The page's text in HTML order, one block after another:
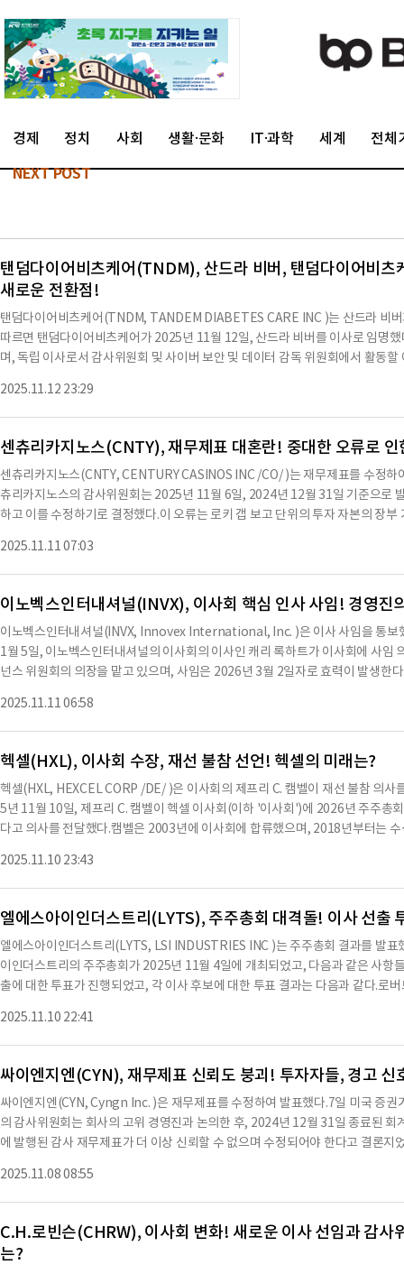
경제 정치 사회 생활·문화 IT·과학 세계 전체
NEXT POST
탠덤다이어비츠케어(TNDM), 산드라 비버, 탠덤다이어비츠
새로운 전환점!
탠덤다이어비츠케어(TNDM, TANDEM DIABETES CARE INC )는 산드라 비
따르면 탠덤다이어비츠케어가 2025년 11월 12일, 산드라 비버를 이사로 임명
며, 독립 이사로서 감사위원회 및 사이버 보안 및 데이터 감독 위원회에서 활동
고 새로운 시장과 지역으로 확장하는 데 있어 중요한 역할을 할 것이라고 강조
다"며, 탠덤이 혁신을 지속하고 장기적이고 지속 가능한 성장을 이루는 데 기여
적 및 운영 재무 경험을 보유하고 있으며, 의료, 의료 기기, 게임, 기업 기술 및 제
건강 솔루션을 제공하는 리라 헬스의 CFO로 재직 중이며, 2025년 6월 이전에
근무했다.비버는 매사추세츠 대학교에서 경영학 학사 학위를 취득했으며,
보유하고 있다.탠덤다이어비츠케어는 고급 자동 인슐린 전달 시스템을 제조 및
이고 환자와 의료 제공자에게 새로운 가능성을 창출하고 있다. 이 회사의 펌프
로 수치나 문맥상 요약이 컨텐츠 원문과 다를 수 있습니다. 해당 컨텐츠는 투
2025.11.12 23:29
센츄리카지노스(CNTY), 재무제표 대혼란! 중대한 오류로
센츄리카지노스(CNTY, CENTURY CASINOS INC /CO/ )는 재무제표를 수정
츄리카지노스의 감사위원회는 2025년 11월 6일, 2024년 12월 31일 기준으로
하고 이를 수정하기로 결정했다.이 오류는 로키 갭 보고 단위의 투자 자본의 장
연결 재무제표에도 영향을 미친다.따라서 투자자 및 기타 모든 관계자는 원래의
표를 더 이상 신뢰해서는 안 된다.감사위원회는 최고재무책임자 및 경영진과 이
이전 발행 재무제표에 대한 수정의 예상 영향은 다음과 같다.2024년 12월 31일
달러 증가하고, 영업권 자산이 약 2,650만 달러 감소하며, 센츄리카지노스 주
유보 손실이 2,540만 달러 증가하며, 이연 법인세가 약 100만 달러 감소할 것으
도 영업권 자산이 2,650만 달러 감소하고, 유보 손실이 2,540만 달러 증가하며,
25년 6월 30일 종료된 3개월 동안에도 동일한 영향이 있을 것으로 예상된다.운
된 연도에 대한 10-K/A 양식
2025.11.11 07:03
이노벡스인터내셔널(INVX), 이사회 핵심 인사 사임! 경영진
이노벡스인터내셔널(INVX, Innovex International, Inc. )은 이사 사임을 통보
1월 5일, 이노벡스인터내셔널의 이사회의 이사인 캐리 록하트가 이사회에 사임
넌스 위원회의 의장을 맡고 있으며, 사임은 2026년 3월 2일자로 효력이 발생한
거래법의 요구에 따라, 등록자는 아래 서명된 자가 적절히 권한을 부여받아 이
명: /s/ 아담 앤더슨 이름: 아담 앤더슨 직위: 최고경영자※ 본 컨텐츠는 AI API를
텐츠 원문과 다를 수 있습니다. 해당 컨텐츠는 투자 참고용이며 투자를 할때는
2025.11.11 06:58
헥셀(HXL), 이사회 수장, 재선 불참 선언! 헥셀의 미래는?
헥셀(HXL, HEXCEL CORP /DE/ )은 이사회의 제프리 C. 캠벨이 재선 불참 의
5년 11월 10일, 제프리 C. 캠벨이 헥셀 이사회(이하 '이사회')에 2026년 주주총
다고 의사를 전달했다.캠벨은 2003년에 이사회에 합류했으며, 2018년부터는
분쟁이나 이견의 결과가 아니었다.서명1934년 증권거래법의 요구에 따라, 등록
고서에 서명하도록 했다.헥셀 날짜: 2025년 11월 10일 작성자: /s/ 게일 E. 리먼
자, 비서※ 본 컨텐츠는 AI API를 이용하여 요약한 내용으로 수치나 문맥상 요약
자 참고용이며 투자를 할때는 컨텐츠 원문을 필히 필독하시기 바랍니다.
2025.11.10 23:43
엘에스아이인더스트리(LYTS), 주주총회 대격돌! 이사 선출
엘에스아이인더스트리(LYTS, LSI INDUSTRIES INC )는 주주총회 결과를 발
이인더스트리의 주주총회가 2025년 11월 4일에 개최되었고, 다음과 같은 사항
출에 대한 투표가 진행되었고, 각 이사 후보에 대한 투표 결과는 다음과 같다.로
투표 361만 6,814표를 받았다.제임스 A. 클락 후보는 찬성 2,181만 7,206표,
록했다.에이미 L. 핸슨 후보는 찬성 2,069만 2,616표, 반대 160만 427표, 브로
보는 찬성 2,151만 6,524표, 반대 78만 119표, 브로커 비투표 361만 6,814표
51만 7,209표, 반대 77만 943표, 브로커 비투표 361만 6,814표를 받았다.윌
176만 977표, 브로커 비투표 361만 6,814표를 기록했다.두 번째로, 감사위원
공인 회계법인으로 임명한 것에 대한 비준 투표가 진행되었고, 찬성 2,478만
다.세 번째로, 회사의 임원 보상에 대한 자문 투표가 진행되었고, 찬성 2,117만
2025.11.10 22:41
싸이엔지엔(CYN), 재무제표 신뢰도 붕괴! 투자자들, 경고 신
싸이엔지엔(CYN, Cyngn Inc. )은 재무제표를 수정하여 발표했다.7일 미국 증
의 감사위원회는 회사의 고위 경영진과 논의한 후, 2024년 12월 31일 종료된
에 발행된 감사 재무제표가 더 이상 신뢰할 수 없으며 수정되어야 한다고 결론
지 않은 요약 연결 재무제표는 각각 2025년 5월 8일 및 2025년 8월 6일에 제
재무제표는 회사의 시리즈 A 워런트와 시리즈 B 워런트에 대한 회계 오류로 인
에 발표된 재무제표를 더 이상 신뢰해서는 안 된다. 또한, 투자자들은 해당 기간
뮤니케이션도 더 이상 신뢰해서는 안 된다.오류로 인해 워런트 부채가 약 1,270
며, 2024년 12월 31일 기준 현금 흐름표에서 운영 활동에서 재무 활동으로의
2025.11.08 08:55
C.H.로빈슨(CHRW), 이사회 변화! 새로운 이사 선임과 감사
는?